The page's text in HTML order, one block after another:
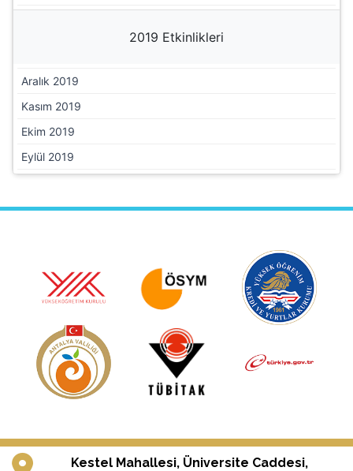
2019 Etkinlikleri
Aralık 2019
Kasım 2019
Ekim 2019
Eylül 2019
Kestel Mahallesi, Üniversite Caddesi,